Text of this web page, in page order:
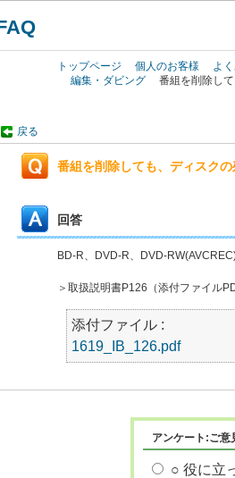
トップページ 個人のお客様 よ
編集・ダビング
番組を削除し
戻る
番組を削除しても、ディスクの
回答
BD-R、DVD-R、DVD-
＞取扱説明書P126（添付ファイル
添付ファイル :
1619_IB_126.pdf
アンケート:ご意
○ 役に立